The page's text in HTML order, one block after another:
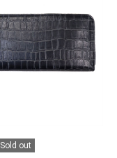
Sold out